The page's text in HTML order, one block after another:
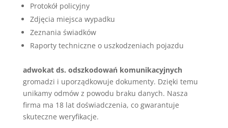
Protokół policyjny
Zdjęcia miejsca wypadku
Zeznania świadków
Raporty techniczne o uszkodzeniach pojazdu
adwokat ds. odszkodowań komunikacyjnych
gromadzi i uporządkowuje dokumenty. Dzięki temu
unikamy odmów z powodu braku danych. Nasza
firma ma 18 lat doświadczenia, co gwarantuje
skuteczne weryfikacje.